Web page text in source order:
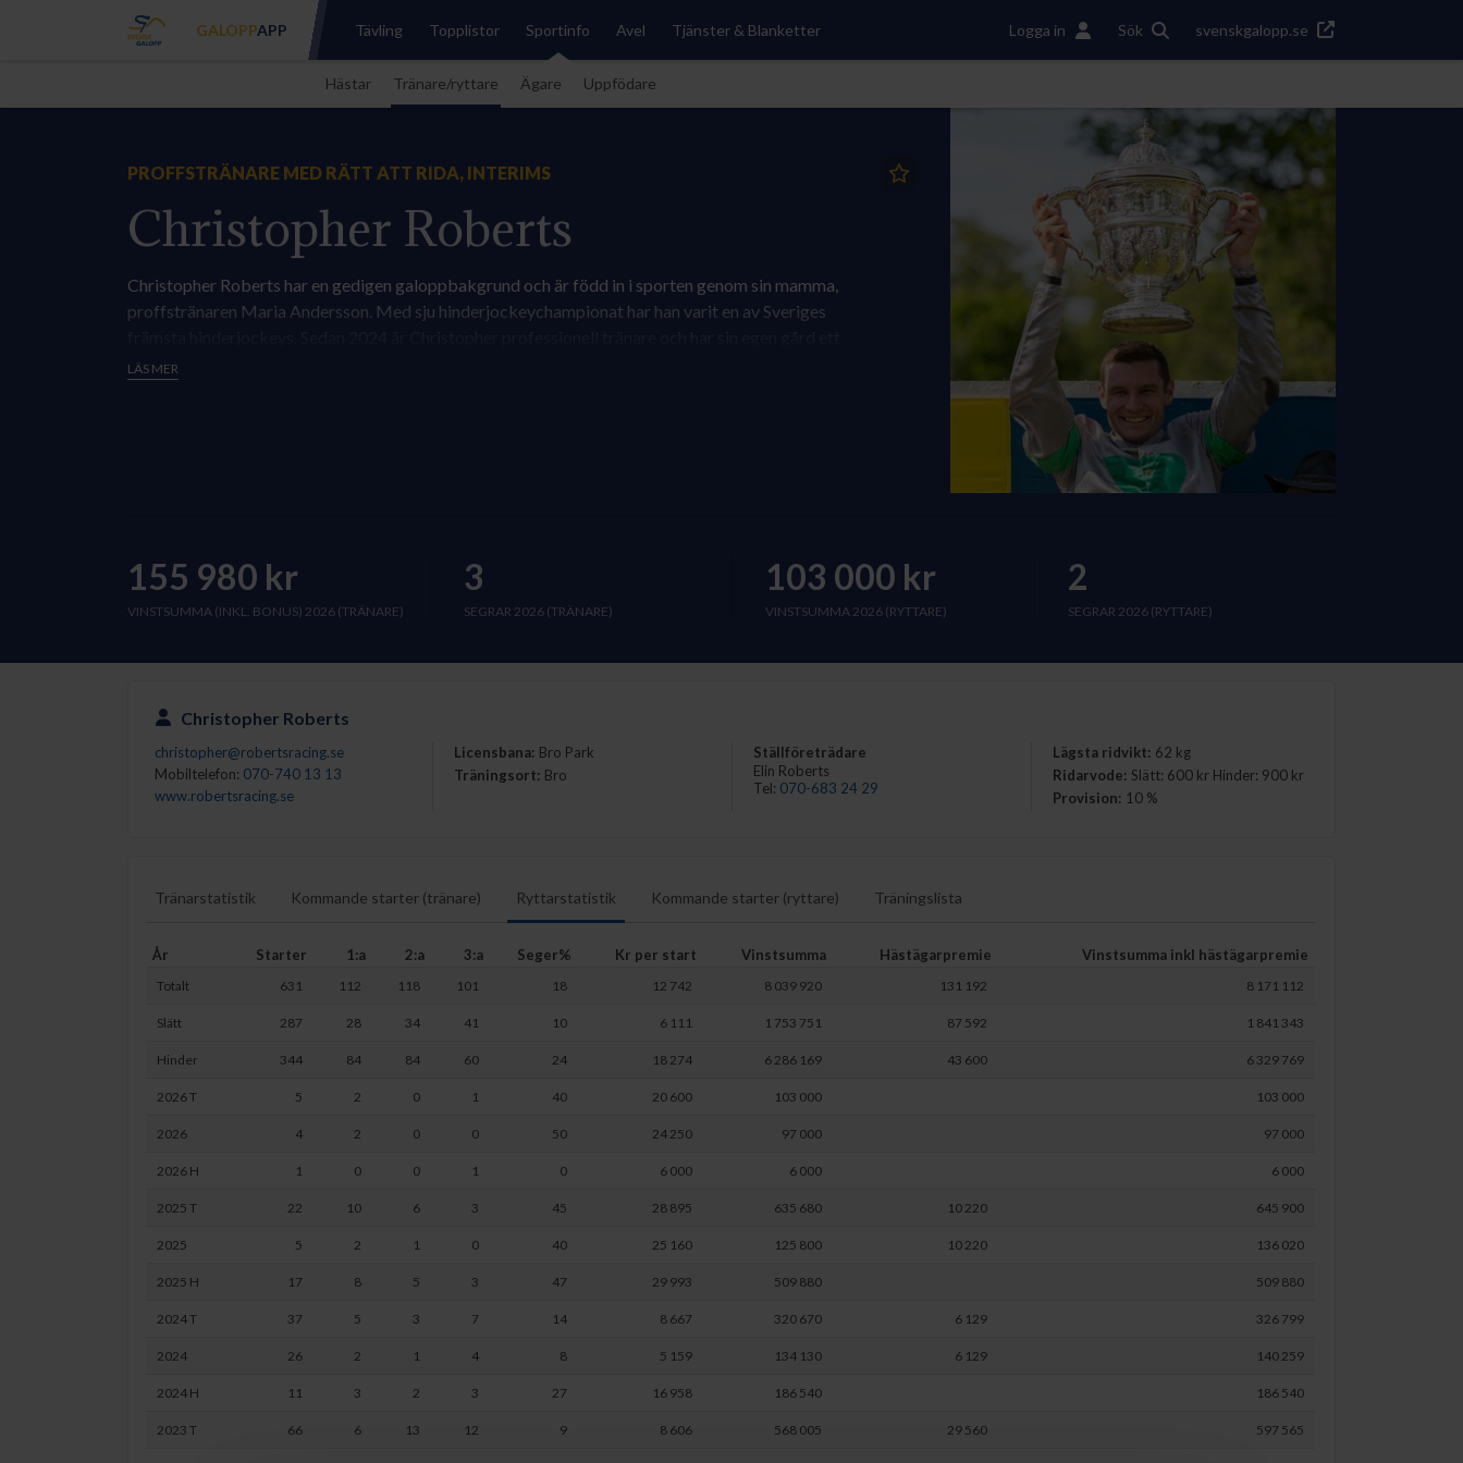
GALOPPAPP Tävling Topplistor Sportinfo Avel Tjänster & Blanketter Logga in Sök svenskgalopp.se
Hästar Tränare/ryttare Ägare Uppfödare
PROFFSTRÄNARE MED RÄTT ATT RIDA, INTERIMS
Christopher Roberts
Christopher Roberts har en gedigen galoppbakgrund och är född in i sporten genom sin mamma,
proffstränaren Maria Andersson. Med sju hinderjockeychampionat har han varit en av Sveriges
stenkast från Bro Park.
LÄS MER
155 980 kr
VINSTSUMMA (INKL. BONUS) 2026 (TRÄNARE)
3
SEGRAR 2026 (TRÄNARE)
103 000 kr
VINSTSUMMA 2026 (RYTTARE)
2
SEGRAR 2026 (RYTTARE)
Christopher Roberts
christopher@robertsracing.se
Mobiltelefon: 070-740 13 13
www.robertsracing.se
Licensbana: Bro Park
Träningsort: Bro
Ställföreträdare
Elin Roberts
Tel: 070-683 24 29
Lägsta ridvikt: 62 kg
Ridarvode: Slätt: 600 kr Hinder: 900 kr
Provision: 10 %
Tränarstatistik Kommande starter (tränare) Ryttarstatistik Kommande starter (ryttare) Träningslista
År Starter 1:a 2:a 3:a Seger% Kr per start Vinstsumma Hästägarpremie Vinstsumma inkl hästägarpremie
Totalt 631 112 118 101 18 12 742 8 039 920 131 192 8 171 112
Slätt 287 28 34 41 10 6 111 1 753 751 87 592 1 841 343
Hinder 344 84 84 60 24 18 274 6 286 169 43 600 6 329 769
2026 T 5 2 0 1 40 20 600 103 000 103 000
2026 4 2 0 0 50 24 250 97 000 97 000
2026 H 1 0 0 1 0 6 000 6 000 6 000
2025 T 22 10 6 3 45 28 895 635 680 10 220 645 900
2025 5 2 1 0 40 25 160 125 800 10 220 136 020
2025 H 17 8 5 3 47 29 993 509 880 509 880
2024 T 37 5 3 7 14 8 667 320 670 6 129 326 799
2024 26 2 1 4 8 5 159 134 130 6 129 140 259
2024 H 11 3 2 3 27 16 958 186 540 186 540
2023 T 66 6 13 12 9 8 606 568 005 29 560 597 565